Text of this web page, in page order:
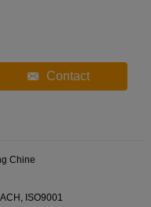
Contact
Chine
ISO9001